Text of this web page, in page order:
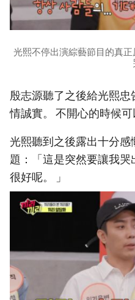
光熙不停出演綜藝節目的真
殷志源聽了之後給光熙
情誠實。 不開心的時候可
光熙聽到之後露出十分
題：「這是突然要讓我哭
很好呢。 」